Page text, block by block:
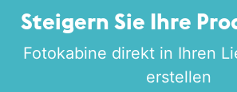
Steigern Sie Ihre
Fotokabine direkt in Ihren
erstellen